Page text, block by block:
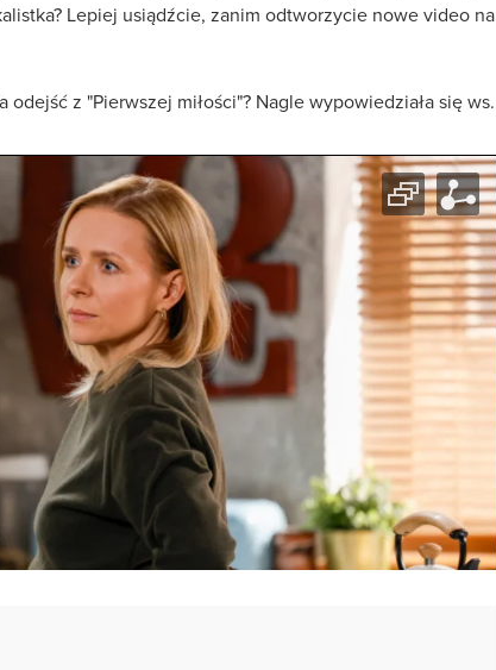
Lepiej usiądźcie, zanim odtworzycie nowe video na
odejść z "Pierwszej miłości"? Nagle wypowiedziała się ws.